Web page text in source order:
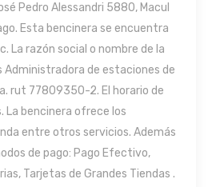
Pedro Alessandri 5880, Macul
Esta bencinera se encuentra
La razón social o nombre de la
Administradora de estaciones de
rut 77809350-2. El horario de
La bencinera ofrece los
entre otros servicios. Además
de pago: Pago Efectivo,
Tarjetas de Grandes Tiendas .